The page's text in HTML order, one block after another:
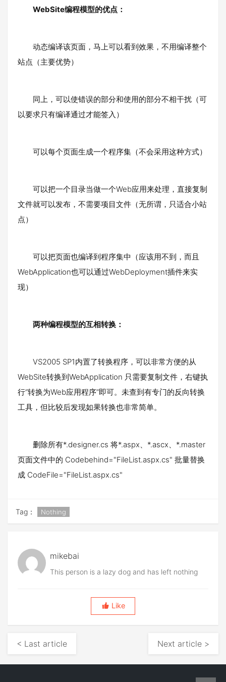
WebSite编程模型的优点：
动态编译该页面，马上可以看到效果，不用编译整个
站点（主要优势）
同上，可以使错误的部分和使用的部分不相干扰（可
以要求只有编译通过才能签入）
可以每个页面生成一个程序集（不会采用这种方式）
可以把一个目录当做一个Web应用来处理，直接复制
文件就可以发布，不需要项目文件（无所谓，只适合小站
点）
可以把页面也编译到程序集中（应该用不到，而且
WebApplication也可以通过WebDeployment插件来实
现）
两种编程模型的互相转换：
VS2005 SP1内置了转换程序，可以非常方便的从
WebSite转换到WebApplication 只需要复制文件，右键执
行“转换为Web应用程序”即可。未查到有专门的反向转换
工具，但比较后发现如果转换也非常简单。
删除所有*.designer.cs 将*.aspx、*.ascx、*.master
页面文件中的 Codebehind="FileList.aspx.cs" 批量替换
成 CodeFile="FileList.aspx.cs"
Tag： Nothing
mikebai
This person is a lazy dog and has left nothing
Like
< Last article Next article >